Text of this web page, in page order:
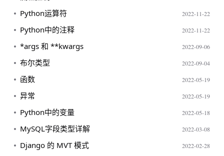
Python运算符 2022-11-22
Python中的注释 2022-11-22
*args 和 **kwargs 2022-09-06
布尔类型 2022-09-04
函数 2022-05-19
异常 2022-05-19
Python中的变量 2022-05-18
MySQL字段类型详解 2022-03-08
Django 的 MVT 模式 2022-02-28